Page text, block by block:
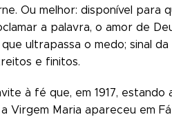
Ou melhor: disponível para
a palavra, o amor de
ultrapassa o medo; sinal
e finitos.
à fé que, em 1917,
Virgem Maria apareceu em